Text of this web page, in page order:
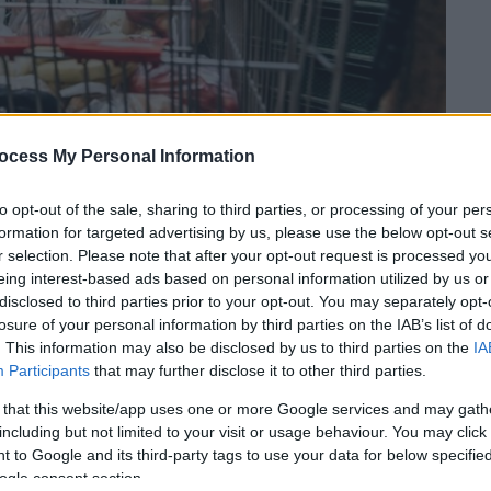
My Personal Information
opt-out of the sale, sharing to third parties, or processing of your
for targeted advertising by us, please use the below opt-out
selection. Please note that after your opt-out request is processed
interest-based ads based on personal information utilized by us
to third parties prior to your opt-out. You may separately
of your personal information by third parties on the IAB’s list of
This information may also be disclosed by us to third parties on the
Participants that may further disclose it to other third parties.
that this website/app uses one or more Google services and may
but not limited to your visit or usage behaviour. You may
to Google and its third-party tags to use your data for below
consent section.
το ΕΘΝΟΣ στη Google
δηλώνει η πλειονότητα των
στα ράφια τωνσούπερ μάρκετ.Μάλιστα,
«κοροϊδία » ενώ πολλοί είναι αυτοί που
τιμή και γύρω γύρω στα υπόλοιπα